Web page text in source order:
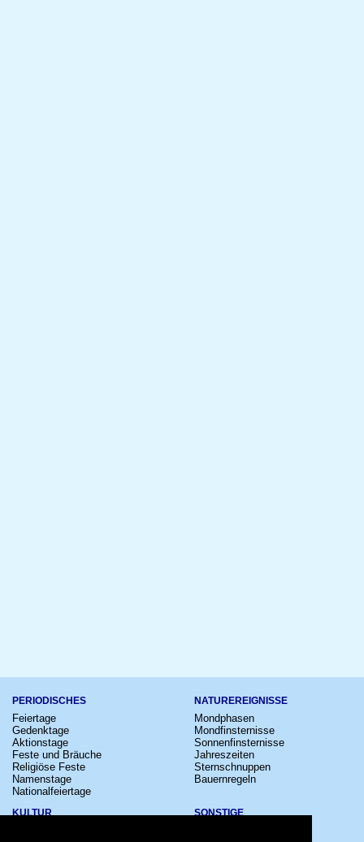
PERIODISCHES
Feiertage
Gedenktage
Aktionstage
Feste und Bräuche
Religiöse Feste
Namenstage
Nationalfeiertage
NATUREREIGNISSE
Mondphasen
Mondfinsternisse
Sonnenfinsternisse
Jahreszeiten
Sternschnuppen
Bauernregeln
KULTUR SONSTIGE